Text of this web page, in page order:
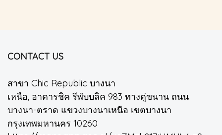
CONTACT US
สาขา Chic Republic บางนา
เหนือ, อาคารชิค รีพับบลิค 983 ทางคู่ขนาน ถนน
บางนา-ตราด แขวงบางนาเหนือ เขตบางนา
กรุงเทพมหานคร 10260